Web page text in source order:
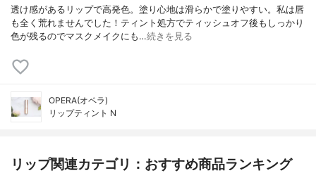
透け感があるリップで高発色。塗り心地は滑らかで塗りやすい。 私は唇
も全く荒れませんでした！ ティント処方でティッシュオフ後もしっかり
色が残るのでマスクメイクにも…続きを見る
OPERA(オペラ)
リップティント N
リップ関連カテゴリ：おすすめ商品ランキング